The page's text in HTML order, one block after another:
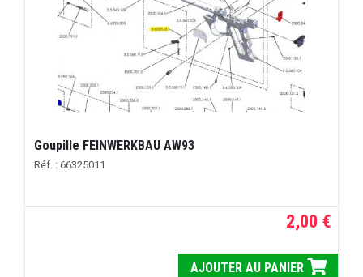
Goupille FEINWERKBAU AW93
Réf. : 66325011
2,00 €
AJOUTER AU PANIER